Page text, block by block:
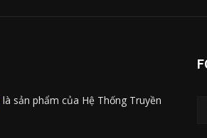
là sản phẩm của Hệ Thống Truyền